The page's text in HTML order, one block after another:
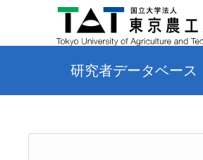
研究者データベース